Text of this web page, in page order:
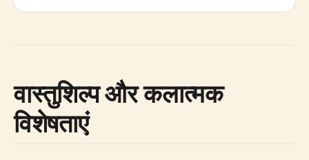
वास्तुशिल्प और कलात्मक
विशेषताएं